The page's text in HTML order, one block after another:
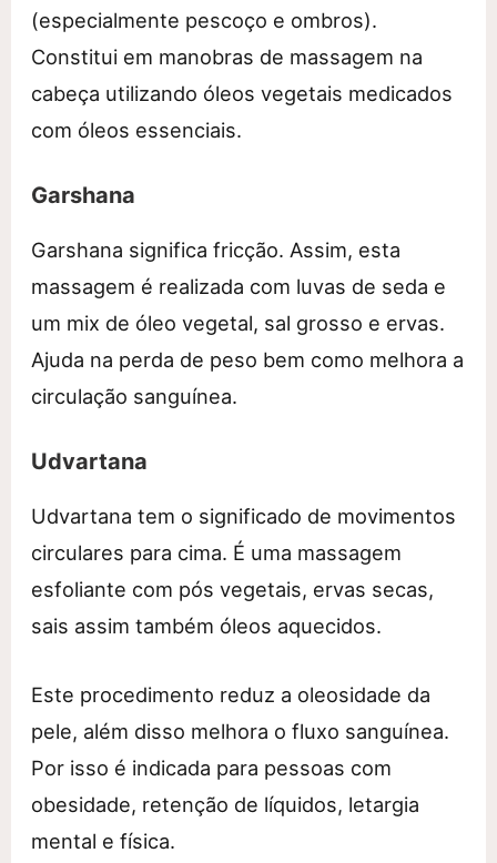
(especialmente pescoço e ombros).
Constitui em manobras de massagem na
cabeça utilizando óleos vegetais medicados
com óleos essenciais.
Garshana
Garshana significa fricção. Assim, esta
massagem é realizada com luvas de seda e
um mix de óleo vegetal, sal grosso e ervas.
Ajuda na perda de peso bem como melhora a
circulação sanguínea.
Udvartana
Udvartana tem o significado de movimentos
circulares para cima. É uma massagem
esfoliante com pós vegetais, ervas secas,
sais assim também óleos aquecidos.
Este procedimento reduz a oleosidade da
pele, além disso melhora o fluxo sanguínea.
Por isso é indicada para pessoas com
obesidade, retenção de líquidos, letargia
mental e física.